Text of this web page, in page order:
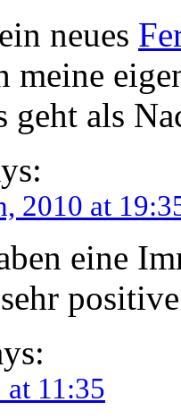
neues
meine
geht als
2010 at
eine
11:35